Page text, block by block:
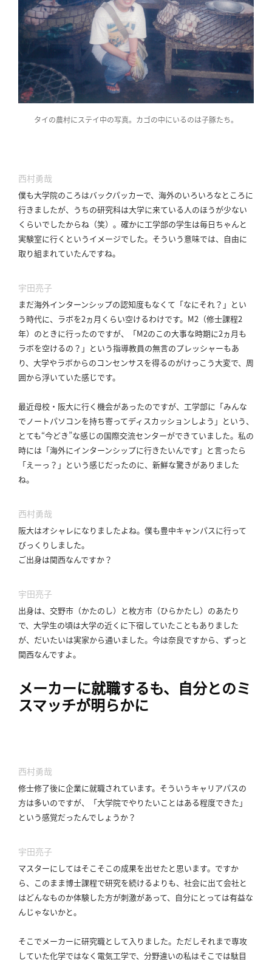
タイの農村にステイ中の写真。カゴの中にいるのは子豚たち。
西村勇哉
僕も大学院のころはバックパッカーで、海外のいろいろなところに
行きましたが、うちの研究科は大学に来ている人のほうが少ない
くらいでしたからね（笑）。 確かに工学部の学生は毎日ちゃんと
実験室に行くというイメージでした。 そういう意味では、自由に
取り組まれていたんですね。
宇田亮子
まだ海外インターンシップの認知度もなくて「なにそれ？」とい
う時代に、ラボを2ヵ月くらい空けるわけです。 M2（修士課程2
年）のときに行ったのですが、「M2のこの大事な時期に2ヵ月も
ラボを空けるの？」という指導教員の無言のプレッシャーもあ
り、大学やラボからのコンセンサスを得るのがけっこう大変で、周
囲から浮いていた感じです。
最近母校・阪大に行く機会があったのですが、工学部に「みんな
でノートパソコンを持ち寄ってディスカッションしよう」という、
とても“今どき”な感じの国際交流センターができていました。 私の
時には「海外にインターンシップに行きたいんです」と言ったら
「えーっ？」という感じだったのに、新鮮な驚きがありました
ね。
西村勇哉
阪大はオシャレになりましたよね。 僕も豊中キャンパスに行って
びっくりしました。
ご出身は関西なんですか？
宇田亮子
出身は、交野市（かたのし）と枚方市（ひらかたし）のあたり
で、大学生の頃は大学の近くに下宿していたこともありました
が、だいたいは実家から通いました。 今は奈良ですから、ずっと
関西なんですよ。
メーカーに就職するも、自分とのミ
スマッチが明らかに
西村勇哉
修士修了後に企業に就職されています。 そういうキャリアパスの
方は多いのですが、「大学院でやりたいことはある程度できた」
という感覚だったんでしょうか？
宇田亮子
マスターにしてはそこそこの成果を出せたと思います。 ですか
ら、このまま博士課程で研究を続けるよりも、社会に出て会社と
はどんなものか体験した方が刺激があって、自分にとっては有益な
んじゃないかと。
そこでメーカーに研究職として入りました。 ただしそれまで専攻
していた化学ではなく電気工学で、分野違いの私はそこでは駄目